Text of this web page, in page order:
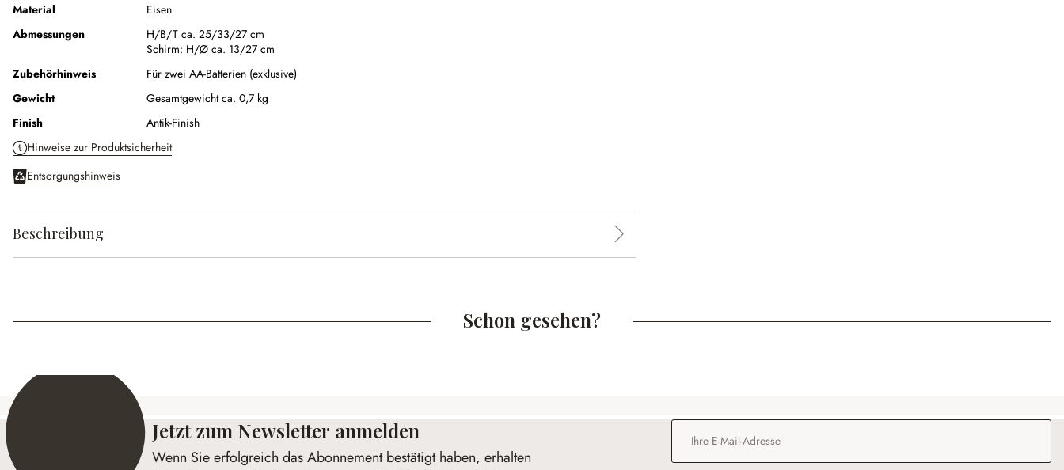
Material
Eisen
Abmessungen
H/B/T ca. 25/33/27 cm
Schirm: H/Ø ca. 13/27 cm
Zubehörhinweis
Für zwei AA-Batterien (exklusive)
Gewicht
Gesamtgewicht ca. 0,7 kg
Finish
Antik-Finish
Hinweise zur Produktsicherheit
Entsorgungshinweis
Beschreibung
Schon gesehen?
Jetzt zum Newsletter anmelden
Wenn Sie erfolgreich das Abonnement bestätigt haben, erhalten
E-Mail-Adresse